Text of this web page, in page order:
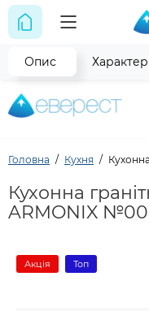
Головна Кухня
Кухонна
ARMONIX
Акція Топ
Опис